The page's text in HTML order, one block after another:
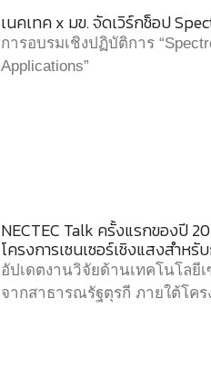
เนคเทค x มข. จัดเวิร์กช็อป
การอบรมเชิงปฏิบัติการ
Applications”
NECTEC Talk ครั้งแรกของปี
โครงการเซนเซอร์เชิงแสงสำหรั
อัปเดตงานวิจัยด้านเทคโนโลยี
จากสาธารณรัฐตุรกี ภายใต้โคร